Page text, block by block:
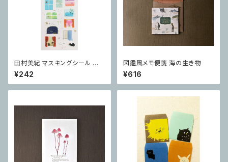
田村美紀 マスキングシール Wi
ndows
¥242
図鑑風メモ便箋 海の生き物
¥616